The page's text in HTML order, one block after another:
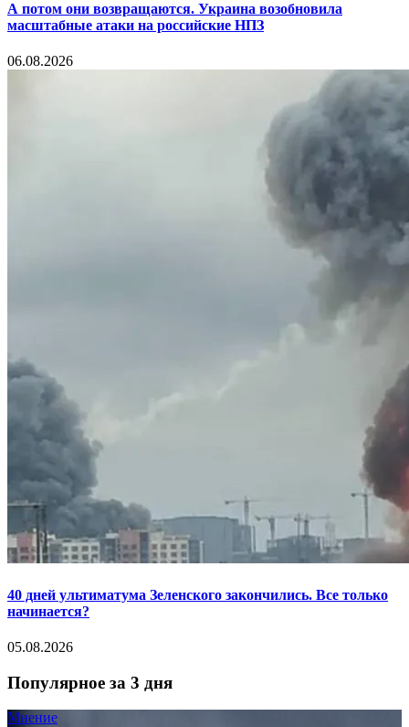
А потом они возвращаются. Украина возобновила
масштабные атаки на российские НПЗ
06.08.2026
40 дней ультиматума Зеленского закончились. Все только
начинается?
05.08.2026
Популярное за 3 дня
Мнение